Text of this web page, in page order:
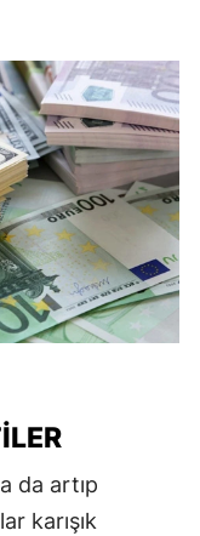
da artıp
karışık